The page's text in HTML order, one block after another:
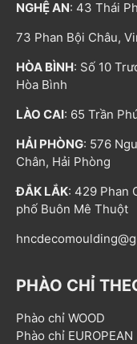
NGHỆ AN: 43 Thái
73 Phan Bội Châu,
HÒA BÌNH: Số 10
Hòa Bình
LÀO CAI: 65 Trần
HẢI PHÒNG: 576
Chân, Hải Phòng
ĐẮK LẮK: 429 Phan
phố Buôn Mê Thuột
PHÀO CHỈ
Phào chỉ WOOD
Phào chỉ EUROPEAN